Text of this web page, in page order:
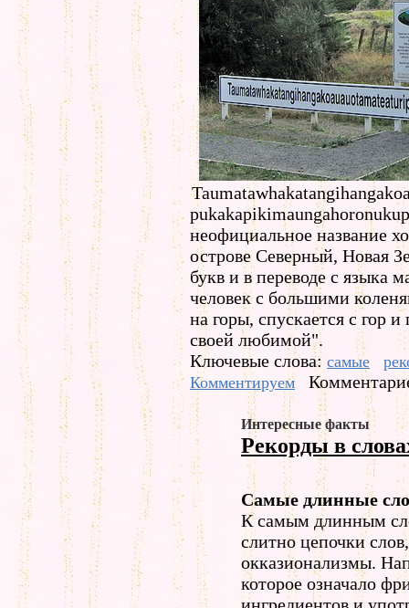
неофициальное название
острове Северный, Новая
букв и в переводе с языка
человек с большими
на горы, спускается с гор
своей любимой".
Ключевые слова:самые
Комментируем
Интересные факты
Рекорды в
Самые длинные
К самым длинным
слитно цепочки
окказионализмы.
которое означало